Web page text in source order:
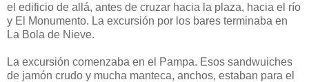
el edificio de allá, antes de cruzar hacia la plaza, hacia el río
y El Monumento. La excursión por los bares terminaba en
La Bola de Nieve.
La excursión comenzaba en el Pampa. Esos sandwuiches
de jamón crudo y mucha manteca, anchos, estaban para el